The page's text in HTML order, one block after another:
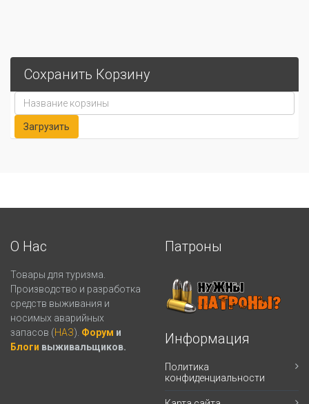
Сохранить Корзину
О Нас
Товары для туризма.
Производство и разработка
средств выживания и
носимых аварийных
запасов (НАЗ). Форум и
Блоги выживальщиков.
Патроны
Информация
Политика
конфиденциальности